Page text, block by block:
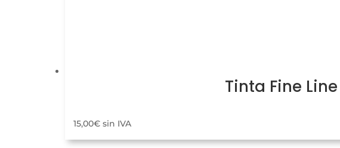
Tinta Fine
15,00€ sin IVA